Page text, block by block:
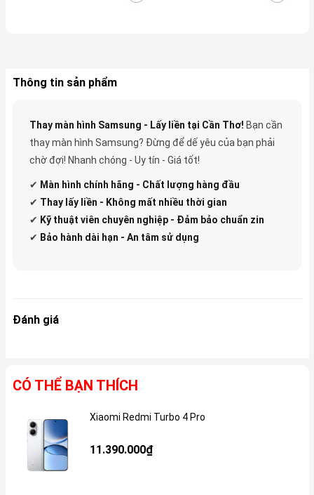
Thông tin sản phẩm
Thay màn hình Samsung - Lấy liền tại Cần Thơ! Bạn cần
thay màn hình Samsung? Đừng để dế yêu của bạn phải
chờ đợi! Nhanh chóng - Uy tín - Giá tốt!
✔ Màn hình chính hãng - Chất lượng hàng đầu
✔ Thay lấy liền - Không mất nhiều thời gian
✔ Kỹ thuật viên chuyên nghiệp - Đảm bảo chuẩn zin
✔ Bảo hành dài hạn - An tâm sử dụng
Đánh giá
CÓ THỂ BẠN THÍCH
Xiaomi Redmi Turbo 4 Pro
11.390.000₫